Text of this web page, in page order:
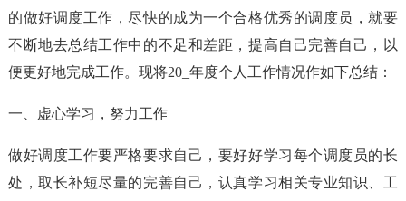
的做好调度工作，尽快的成为一个合格优秀的调度员，就要
不断地去总结工作中的不足和差距，提高自己完善自己，以
便更好地完成工作。现将20_年度个人工作情况作如下总结：
一、虚心学习，努力工作
做好调度工作要严格要求自己，要好好学习每个调度员的长
处，取长补短尽量的完善自己，认真学习相关专业知识、工